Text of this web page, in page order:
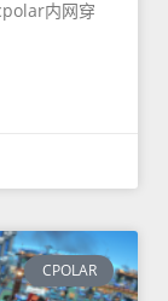
内网穿
CPOLAR